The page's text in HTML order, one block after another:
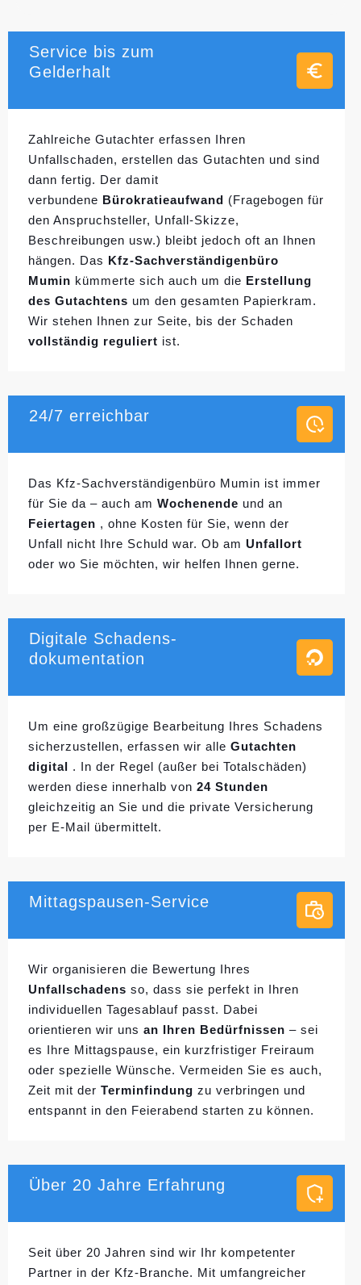
Service bis zum
Gelderhalt
Zahlreiche Gutachter erfassen Ihren
Unfallschaden, erstellen das Gutachten und sind
dann fertig. Der damit
verbundene Bürokratieaufwand (Fragebogen für
den Anspruchsteller, Unfall-Skizze,
Beschreibungen usw.) bleibt jedoch oft an Ihnen
hängen. Das Kfz-Sachverständigenbüro
Mumin kümmerte sich auch um die Erstellung
des Gutachtens um den gesamten Papierkram.
Wir stehen Ihnen zur Seite, bis der Schaden
vollständig reguliert ist.
24/7 erreichbar
Das Kfz-Sachverständigenbüro Mumin ist immer
für Sie da – auch am Wochenende und an
Feiertagen , ohne Kosten für Sie, wenn der
Unfall nicht Ihre Schuld war. Ob am Unfallort
oder wo Sie möchten, wir helfen Ihnen gerne.
Digitale Schadens-
dokumentation
Um eine großzügige Bearbeitung Ihres Schadens
sicherzustellen, erfassen wir alle Gutachten
digital . In der Regel (außer bei Totalschäden)
werden diese innerhalb von 24 Stunden
gleichzeitig an Sie und die private Versicherung
per E-Mail übermittelt.
Mittagspausen-Service
Wir organisieren die Bewertung Ihres
Unfallschadens so, dass sie perfekt in Ihren
individuellen Tagesablauf passt. Dabei
orientieren wir uns an Ihren Bedürfnissen – sei
es Ihre Mittagspause, ein kurzfristiger Freiraum
oder spezielle Wünsche. Vermeiden Sie es auch,
Zeit mit der Terminfindung zu verbringen und
entspannt in den Feierabend starten zu können.
Über 20 Jahre Erfahrung
Seit über 20 Jahren sind wir Ihr kompetenter
Partner in der Kfz-Branche. Mit umfangreicher